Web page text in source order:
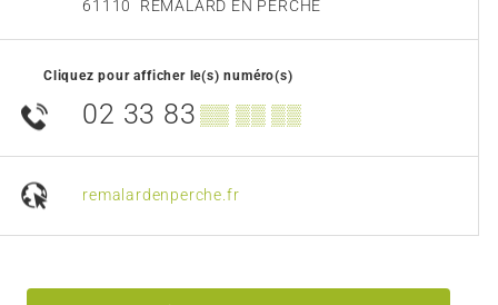
61110
RÉMALARD EN PERCHE
Cliquez pour afficher le(s) numéro(s)
02 33 83 ▒▒ ▒▒ ▒▒
remalardenperche.fr